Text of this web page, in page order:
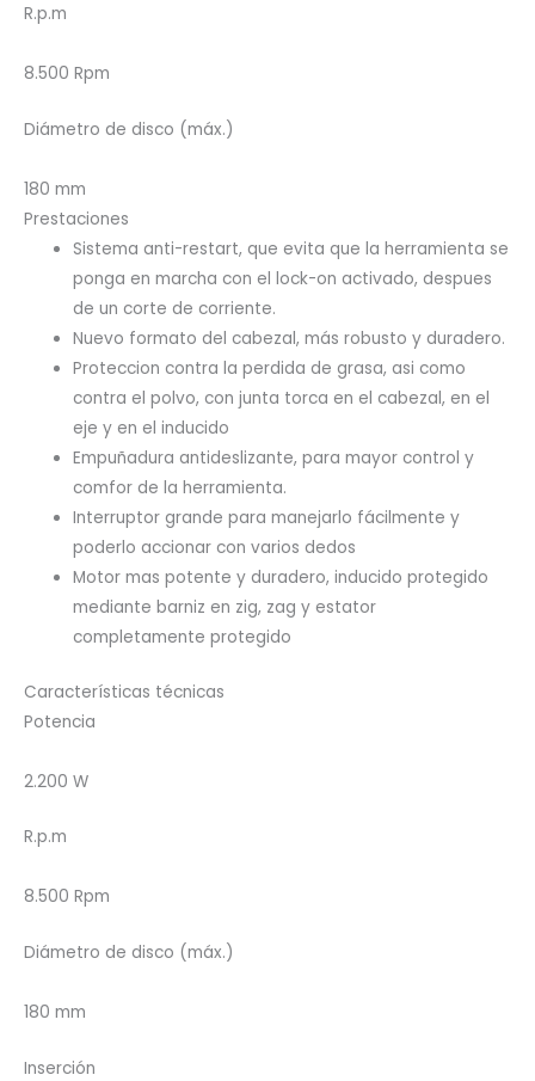
R.p.m
8.500 Rpm
Diámetro de disco (máx.)
180 mm
Prestaciones
Sistema anti-restart, que evita que la herramienta se
ponga en marcha con el lock-on activado, despues
de un corte de corriente.
Nuevo formato del cabezal, más robusto y duradero.
Proteccion contra la perdida de grasa, asi como
contra el polvo, con junta torca en el cabezal, en el
eje y en el inducido
Empuñadura antideslizante, para mayor control y
comfor de la herramienta.
Interruptor grande para manejarlo fácilmente y
poderlo accionar con varios dedos
Motor mas potente y duradero, inducido protegido
mediante barniz en zig, zag y estator
completamente protegido
Características técnicas
Potencia
2.200 W
R.p.m
8.500 Rpm
Diámetro de disco (máx.)
180 mm
Inserción